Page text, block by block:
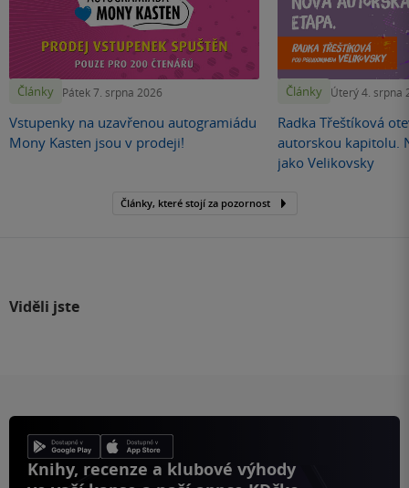
Články Pátek 7. srpna 2026
Vstupenky na uzavřenou autogramiádu
Mony Kasten jsou v prodeji!
Články Úterý 4. srpna
Radka Třeštíková
autorskou kapitolu.
jako Velikovsky
Články, které stojí za pozornost
Viděli jste
Knihy, recenze a klubové výhody